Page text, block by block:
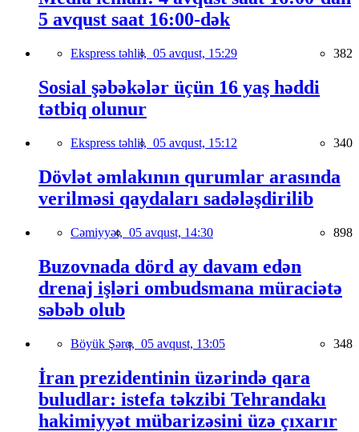
5 avqust saat 16:00-dək
Ekspress təhlil, 05 avqust, 15:29 382
Sosial şəbəkələr üçün 16 yaş həddi
tətbiq olunur
Ekspress təhlil, 05 avqust, 15:12 340
Dövlət əmlakının qurumlar arasında
verilməsi qaydaları sadələşdirilib
Cəmiyyət, 05 avqust, 14:30 898
Buzovnada dörd ay davam edən
drenaj işləri ombudsmana müraciətə
səbəb olub
Böyük Şərq, 05 avqust, 13:05 348
İran prezidentinin üzərində qara
buludlar: istefa təkzibi Tehrandakı
hakimiyyət mübarizəsini üzə çıxarır